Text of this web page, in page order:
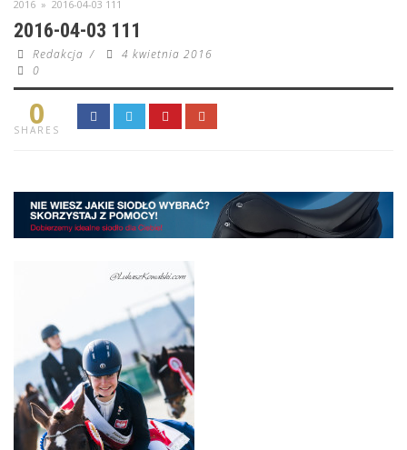
2016 » 2016-04-03 111
2016-04-03 111
Redakcja /
4 kwietnia 2016
0
0
SHARES